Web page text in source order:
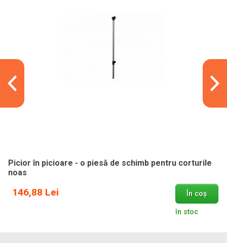
Picior în picioare - o piesă de schimb pentru corturile
noas
146,88 Lei În coș
în stoc